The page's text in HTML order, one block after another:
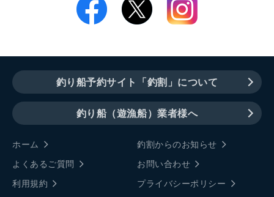
釣り船予約サイト「釣割」について
釣り船（遊漁船）業者様へ
ホーム
釣割からのお知らせ
よくあるご質問
お問い合わせ
利用規約
プライバシーポリシー